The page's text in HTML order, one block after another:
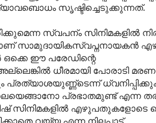
സൃഷ്ടിച്ചെടുക്കുന്നത്.
സ്വപന്ം സിനിമകളിൽ
സാമുദായികസ്വപ്നനായകൻ
ഈ പരേഡിന്റെ
ധീരമായി പോരാടി
പ്രത്യാശയുണ്ണ്ടെന്ന്
പ്രഭാതമുണ്ട് എന്ന
സിനിമകളിൽ എഴുപതുകളോടെ